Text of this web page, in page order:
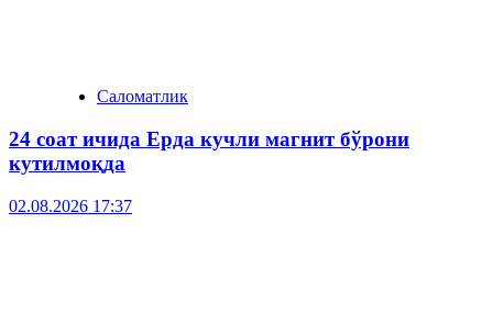
Саломатлик
24 соат ичида Ерда кучли магнит бўрони
кутилмоқда
02.08.2026 17:37